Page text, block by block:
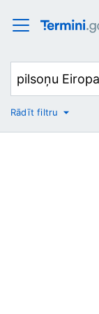
No
Rādīt filtru